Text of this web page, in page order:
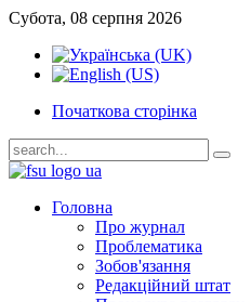
Субота, 08 серпня 2026
Початкова сторінка
Головна
Про журнал
Проблематика
Зобов'язання
Редакційний штат